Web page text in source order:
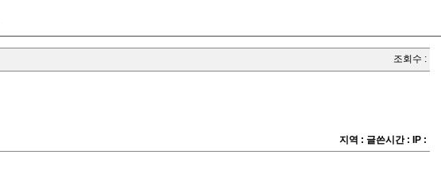
조회수 :
지역 : 글쓴시간 : IP :